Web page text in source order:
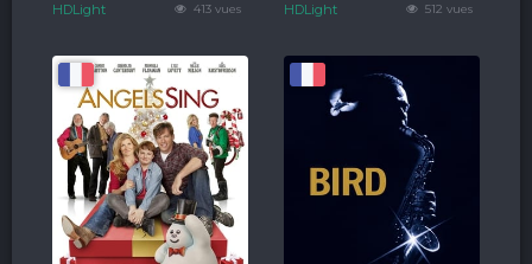
413 vues
HDLight 512 vues
HDLight